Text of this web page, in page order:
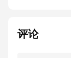
评论